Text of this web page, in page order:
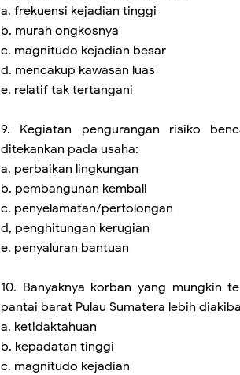
a. frekuensi kejadian tinggi
b. murah ongkosnya
c. magnitudo kejadian besar
d. mencakup kawasan luas
e. relatif tak tertangani
9. Kegiatan pengurangan risiko
ditekankan pada usaha:
a. perbaikan lingkungan
b. pembangunan kembali
c. penyelamatan/pertolongan
d, penghitungan kerugian
e. penyaluran bantuan
10. Banyaknya korban yang mungkin
pantai barat Pulau Sumatera lebih
a. ketidaktahuan
b. kepadatan tinggi
c. magnitudo kejadian